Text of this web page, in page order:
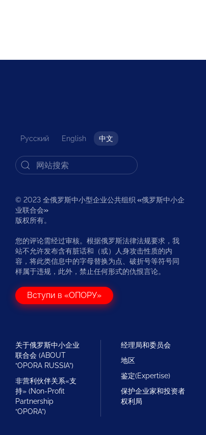
Русский English 中文
© 2023 全俄罗斯中小型企业公共组织 «俄罗斯中小企
业联合会»
版权所有。
您的评论需经过审核。根据俄罗斯法律法规要求，我
站不允许发布含有脏话和（或）人身攻击性质的内
容，将此类信息中的字母替换为点、破折号等符号同
样属于违规，此外，禁止任何形式的仇恨言论。
Вступи в «ОПОРУ»
关于俄罗斯中小企业
联合会 (ABOUT
“OPORA RUSSIA”)
非营利伙伴关系«支
持» (Non-Profit
Partnership
“OPORA”)
经理局和委员会
地区
鉴定(Expertise)
保护企业家和投资者
权利局